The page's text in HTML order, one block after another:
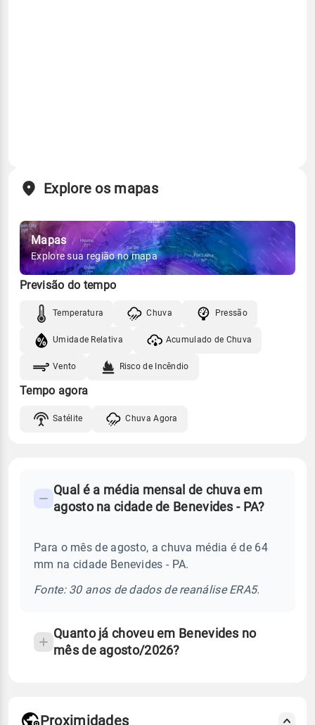
Explore os mapas
Mapas
Explore sua região no mapa
Previsão do tempo
Temperatura Chuva Pressão
Umidade Relativa Acumulado de Chuva
Vento Risco de Incêndio
Tempo agora
Satélite Chuva Agora
Perguntas
sobre
chuva
Qual é a média mensal de chuva em
agosto na cidade de Benevides - PA?
Para o mês de agosto, a chuva média é de 64
mm na cidade Benevides - PA.
Fonte: 30 anos de dados de reanálise ERA5.
Quanto já choveu em Benevides no
mês de agosto/2026?
Proximidades